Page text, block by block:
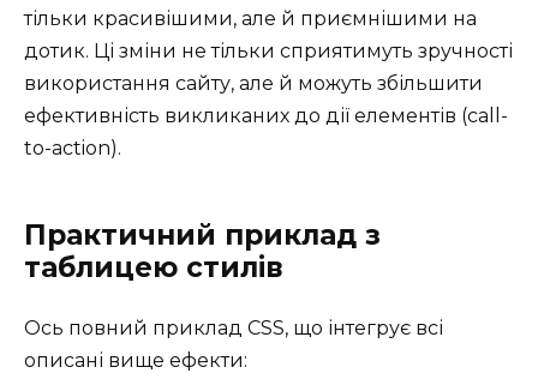
тільки красивішими, але й приємнішими на
дотик. Ці зміни не тільки сприятимуть зручності
використання сайту, але й можуть збільшити
ефективність викликаних до дії елементів (call-
to-action).
Практичний приклад з
таблицею стилів
Ось повний приклад CSS, що інтегрує всі
описані вище ефекти: